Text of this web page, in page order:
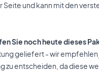
Seite und kann mit den
Sie noch heute dieses
geliefert - wir empfehlen
entscheiden, da diese